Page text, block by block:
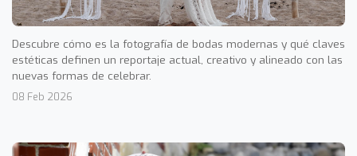
Descubre cómo es la fotografía de bodas modernas y qué claves
estéticas definen un reportaje actual, creativo y alineado con las
nuevas formas de celebrar.
08 Feb 2026